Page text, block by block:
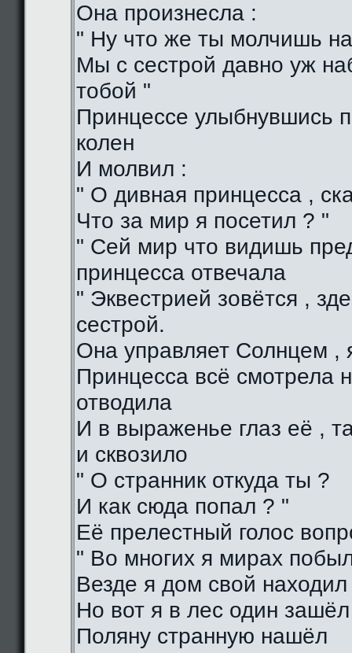
Она произнесла :
" Ну что же ты молчишь
Мы с сестрой давно уж
тобой "
Принцессе улыбнувшись
колен
И молвил :
" О дивная принцесса ,
Что за мир я посетил ? "
" Сей мир что видишь
принцесса отвечала
" Эквестрией зовётся ,
сестрой.
Она управляет Солнцем ,
Принцесса всё смотрела
отводила
И в выраженье глаз её ,
и сквозило
" О странник откуда ты ?
И как сюда попал ? "
Её прелестный голос
" Во многих я мирах
Везде я дом свой находил
Но вот я в лес один зашёл
Поляну странную нашёл